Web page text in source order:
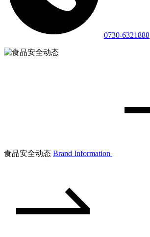
0730-6321888
食品安全动态 Brand Information